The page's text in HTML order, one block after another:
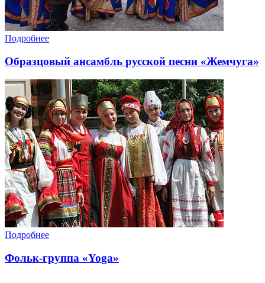
Подробнее
Образцовый ансамбль русской песни «Жемчуга»
Подробнее
Фольк-группа «Yoga»